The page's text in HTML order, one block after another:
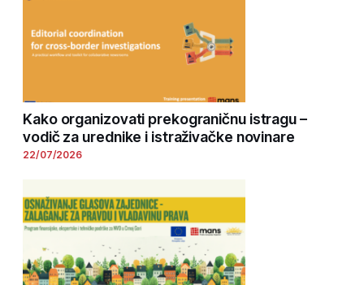
Kako organizovati prekograničnu istragu –
vodič za urednike i istraživačke novinare
22/07/2026